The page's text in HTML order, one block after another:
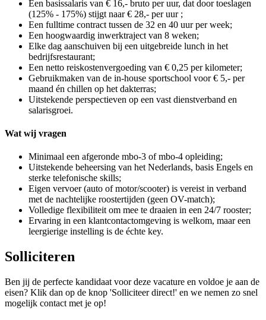
Een basissalaris van € 16,- bruto per uur, dat door toeslagen
(125% - 175%) stijgt naar € 28,- per uur ;
Een fulltime contract tussen de 32 en 40 uur per week;
Een hoogwaardig inwerktraject van 8 weken;
Elke dag aanschuiven bij een uitgebreide lunch in het
bedrijfsrestaurant;
Een netto reiskostenvergoeding van € 0,25 per kilometer;
Gebruikmaken van de in-house sportschool voor € 5,- per
maand én chillen op het dakterras;
Uitstekende perspectieven op een vast dienstverband en
salarisgroei.
Wat wij vragen
Minimaal een afgeronde mbo-3 of mbo-4 opleiding;
Uitstekende beheersing van het Nederlands, basis Engels en
sterke telefonische skills;
Eigen vervoer (auto of motor/scooter) is vereist in verband
met de nachtelijke roostertijden (geen OV-match);
Volledige flexibiliteit om mee te draaien in een 24/7 rooster;
Ervaring in een klantcontactomgeving is welkom, maar een
leergierige instelling is de échte key.
Solliciteren
Ben jij de perfecte kandidaat voor deze vacature en voldoe je aan de
eisen? Klik dan op de knop 'Solliciteer direct!' en we nemen zo snel
mogelijk contact met je op!